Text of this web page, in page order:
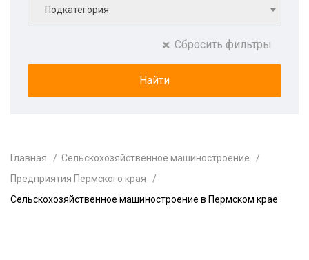
Подкатегория
Сбросить фильтры
Главная
Сельскохозяйственное машиностроение
Предприятия Пермского края
Сельскохозяйственное машиностроение в Пермском крае